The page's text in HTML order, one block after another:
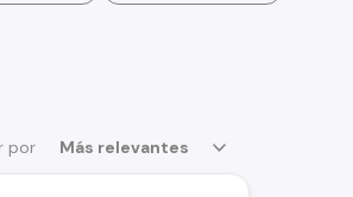
por Más relevantes